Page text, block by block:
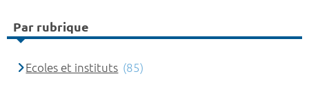
Par rubrique
Ecoles et instituts (85)